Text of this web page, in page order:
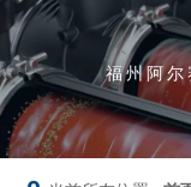
福州阿